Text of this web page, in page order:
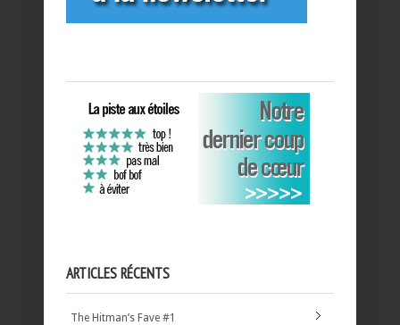
ARTICLES RÉCENTS
The Hitman’s Fave #1